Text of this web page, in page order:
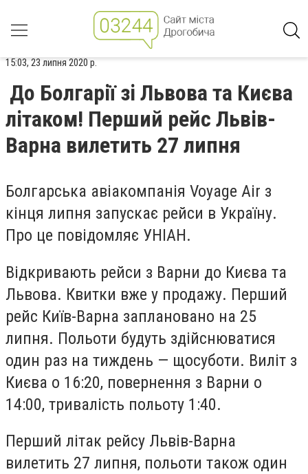
15:03, 23 липня 2020 р.
До Болгарії зі Львова та Києва
літаком! Перший рейс Львів-
Варна вилетить 27 липня
Болгарська авіакомпанія Voyage Air з
кінця липня запускає рейси в Україну.
Про це повідомляє УНІАН.
Відкривають рейси з Варни до Києва та
Львова. Квитки вже у продажу. Перший
рейс Київ-Варна заплановано на 25
липня. Польоти будуть здійснюватися
один раз на тиждень — щосуботи. Виліт з
Києва о 16:20, повернення з Варни о
14:00, тривалість польоту 1:40.
Перший літак рейсу Львів-Варна
вилетить 27 липня, польоти також один